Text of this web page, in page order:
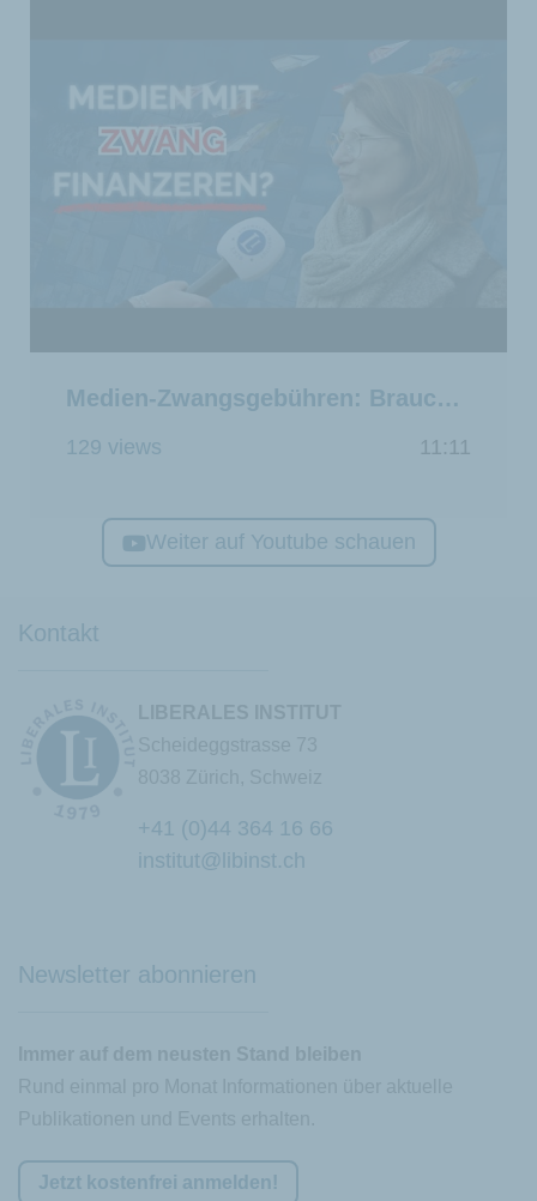
Chatbot
Medien-Zwangsgebühren: Brauchen wir staatliches Fernsehen?
129 views 11:11
Weiter auf Youtube schauen
Kontakt
+41 (0)44 364 16 66
institut@libinst.ch
Newsletter abonnieren
Jetzt kostenfrei anmelden!